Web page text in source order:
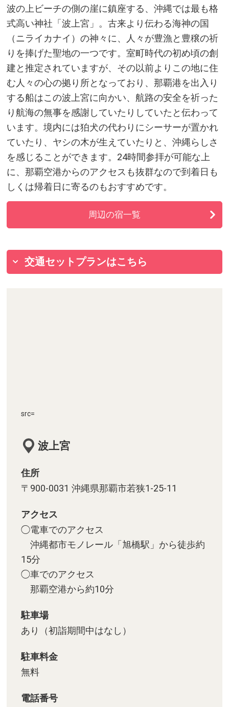
波の上ビーチの側の崖に鎮座する、沖縄では最も格
式高い神社「波上宮」。古来より伝わる海神の国
（ニライカナイ）の神々に、人々が豊漁と豊穣の祈
りを捧げた聖地の一つです。室町時代の初め頃の創
建と推定されていますが、その以前よりこの地に住
む人々の心の拠り所となっており、那覇港を出入り
する船はこの波上宮に向かい、航路の安全を祈った
り航海の無事を感謝していたりしていたと伝わって
います。境内には狛犬の代わりにシーサーが置かれ
ていたり、ヤシの木が生えていたりと、沖縄らしさ
を感じることができます。24時間参拝が可能な上
に、那覇空港からのアクセスも抜群なので到着日も
しくは帰着日に寄るのもおすすめです。
周辺の宿一覧
交通セットプランはこちら
src=
波上宮
住所
〒900-0031 沖縄県那覇市若狭1-25-11
アクセス
◯電車でのアクセス
沖縄都市モノレール「旭橋駅」から徒歩約
15分
◯車でのアクセス
那覇空港から約10分
駐車場
あり（初詣期間中はなし）
駐車料金
無料
電話番号